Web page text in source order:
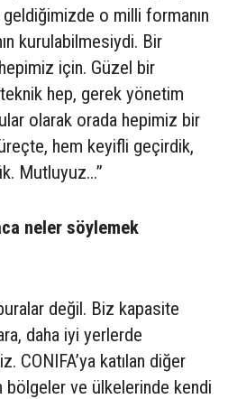
geldiğimizde o milli formanın
kurulabilmesiydi. Bir
için. Güzel bir
teknik hep, gerek yönetim
olarak orada hepimiz bir
hem keyifli geçirdik,
Mutluyuz...”
neler söylemek
değil. Biz kapasite
daha iyi yerlerde
CONIFA’ya katılan diğer
bölgeler ve ülkelerinde kendi